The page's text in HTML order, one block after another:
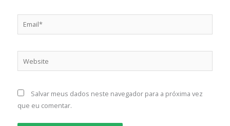
Salvar meus dados neste navegador para a próxima vez
que eu comentar.